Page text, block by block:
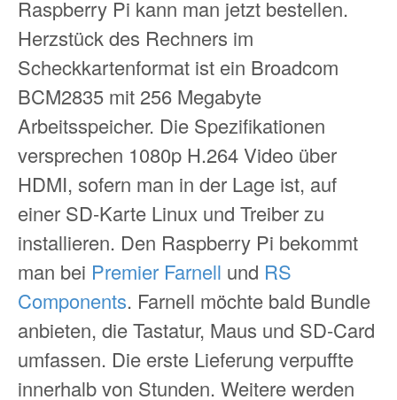
Raspberry Pi kann man jetzt bestellen.
Herzstück des Rechners im
Scheckkartenformat ist ein Broadcom
BCM2835 mit 256 Megabyte
Arbeitsspeicher. Die Spezifikationen
versprechen 1080p H.264 Video über
HDMI, sofern man in der Lage ist, auf
einer SD-Karte Linux und Treiber zu
installieren. Den Raspberry Pi bekommt
man bei Premier Farnell und RS
Components. Farnell möchte bald Bundle
anbieten, die Tastatur, Maus und SD-Card
umfassen. Die erste Lieferung verpuffte
innerhalb von Stunden. Weitere werden